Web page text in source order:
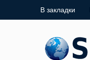
В закладки